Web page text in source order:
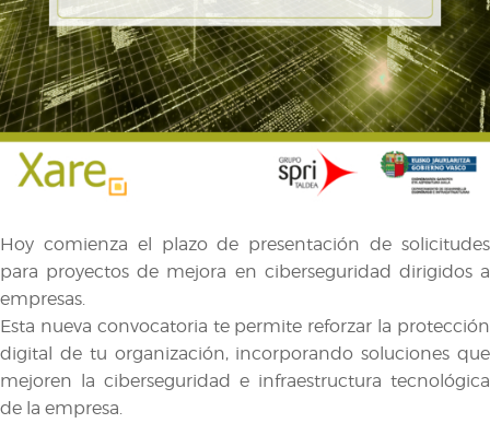
Hoy comienza el plazo de presentación de solicitudes
para proyectos de mejora en ciberseguridad dirigidos a
empresas.
Esta nueva convocatoria te permite reforzar la protección
digital de tu organización, incorporando soluciones que
mejoren la ciberseguridad e infraestructura tecnológica
de la empresa.